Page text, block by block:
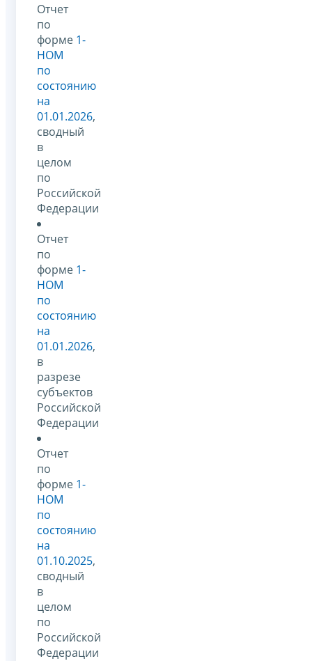
Отчет
по
форме 1-
НОМ
по
состоянию
на
01.01.2026,
сводный
в
целом
по
Российской
Федерации
Отчет
по
форме 1-
НОМ
по
состоянию
на
01.01.2026,
в
разрезе
субъектов
Российской
Федерации
Отчет
по
форме 1-
НОМ
по
состоянию
на
01.10.2025,
сводный
в
целом
по
Российской
Федерации